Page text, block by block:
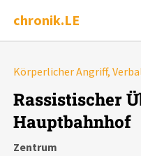
chronik.LE
Chronik
Körperlicher Angriff,
Rassistischer
Hauptbahnhof
Zentrum
Alle Ereignisse
Ereignisse
Ereignisse